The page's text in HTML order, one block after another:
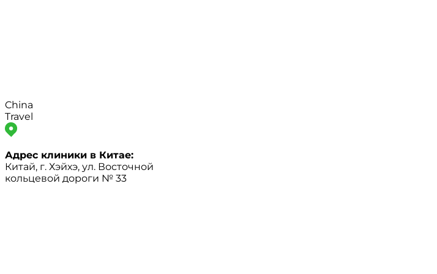
China
Travel
Адрес клиники в Китае:
Китай, г. Хэйхэ, ул. Восточной
кольцевой дороги № 33